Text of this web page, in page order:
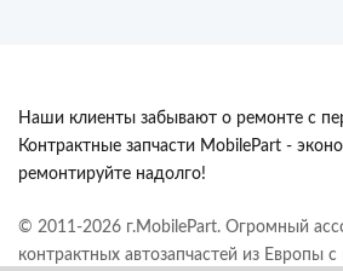
Наши клиенты забывают о ремонте с
Контрактные запчасти MobilePart -
ремонтируйте надолго!
© 2011-2026 г.MobilePart. Огромный
контрактных автозапчастей из Европы